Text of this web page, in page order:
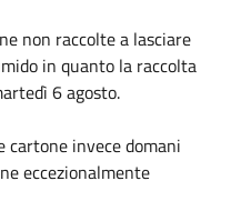
non raccolte a lasciare
in quanto la raccolta
6 agosto.
cartone invece domani
eccezionalmente